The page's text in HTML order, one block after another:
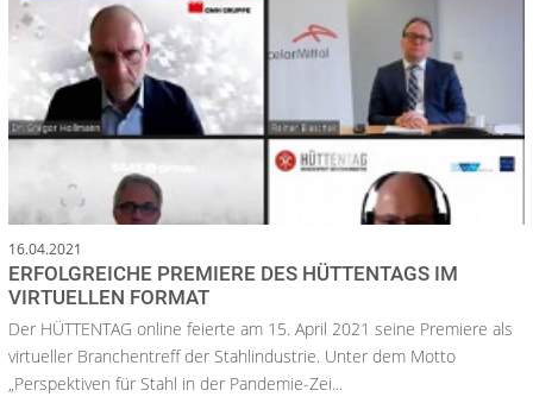
16.04.2021
ERFOLGREICHE PREMIERE DES HÜTTENTAGS IM
VIRTUELLEN FORMAT
Der HÜTTENTAG online feierte am 15. April 2021 seine Premiere als
virtueller Branchentreff der Stahlindustrie. Unter dem Motto
„Perspektiven für Stahl in der Pandemie-Zei...